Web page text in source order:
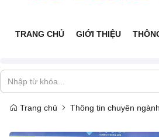
TRANG CHỦ GIỚI THIỆU
Trang chủ Thông tin chuyên ngành